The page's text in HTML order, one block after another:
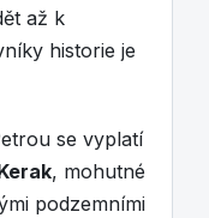
až k
historie je
se vyplatí
, mohutné
podzemními